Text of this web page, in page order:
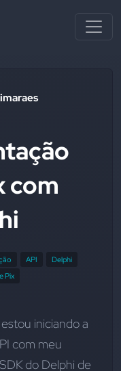
com
API
Delphi
Pix
iniciando a
com meu
do Delphi de